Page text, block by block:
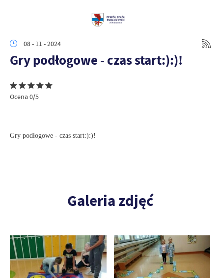
08 - 11 - 2024
Gry podłogowe - czas start:):)!
Ocena 0/5
Gry podłogowe - czas start:):)!
Galeria zdjęć